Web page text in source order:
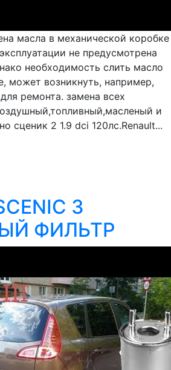
масла в механической коробке
не предусмотрена
необходимость слить масло
может возникнуть, например,
ремонта. замена всех
и
сценик 2 1.9 dci 120лс.Renault...
3
ФИЛЬТР